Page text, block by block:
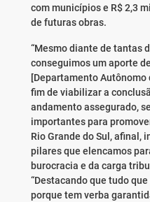
com municípios e R$ 2,3
de futuras obras.
“Mesmo diante de tantas
conseguimos um aporte
[Departamento Autônomo
fim de viabilizar a
andamento assegurado,
importantes para
Rio Grande do Sul, afinal,
pilares que elencamos
burocracia e da carga
“Destacando que tudo
porque tem verba